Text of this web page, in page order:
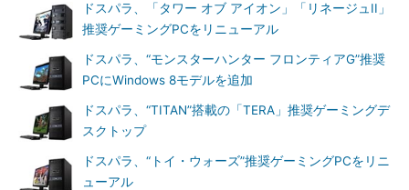
ドスパラ、「タワー オブ アイオン」「リネージュII」
推奨ゲーミングPCをリニューアル
ドスパラ、“モンスターハンター フロンティアG”推奨
PCにWindows 8モデルを追加
ドスパラ、“TITAN”搭載の「TERA」推奨ゲーミングデ
スクトップ
ドスパラ、“トイ・ウォーズ”推奨ゲーミングPCをリニ
ューアル